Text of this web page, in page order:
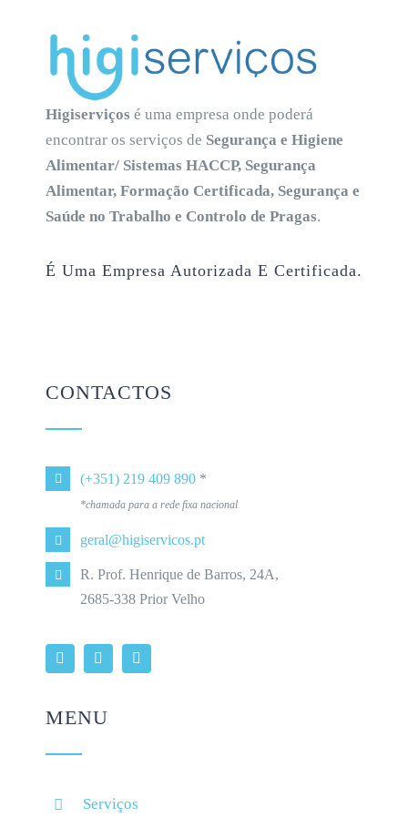
Higiserviços é uma empresa onde poderá
encontrar os serviços de Segurança e Higiene
Alimentar/ Sistemas HACCP, Segurança
Alimentar, Formação Certificada, Segurança e
Saúde no Trabalho e Controlo de Pragas.
É Uma Empresa Autorizada E Certificada.
CONTACTOS
(+351) 219 409 890 *
*chamada para a rede fixa nacional
geral@higiservicos.pt
R. Prof. Henrique de Barros, 24A,
2685-338 Prior Velho
MENU
Serviços